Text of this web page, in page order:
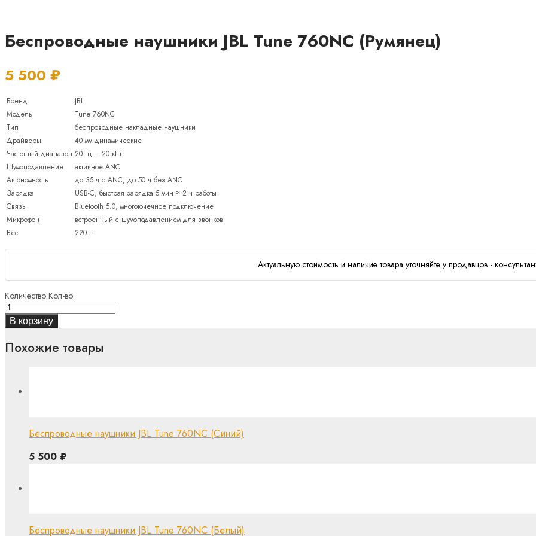
Беспроводные наушники JBL Tune 760NC (Румянец)
5 500 ₽
Бренд
JBL
Модель
Tune 760NC
Тип
беспроводные накладные наушники
Драйверы
40 мм динамические
Частотный диапазон 20 Гц – 20 кГц
Шумоподавление
активное ANC
Автономность
до 35 ч с ANC, до 50 ч без ANC
Зарядка
USB-C, быстрая зарядка 5 мин ≈ 2 ч работы
Связь
Bluetooth 5.0, многоточечное подключение
Микрофон
встроенный с шумоподавлением для звонков
Вес
220 г
Актуальную стоимость и наличие товара уточняйте у продавцов -
Количество Кол-во
В корзину
Похожие товары
Беспроводные наушники JBL Tune 760NC (Синий)
5 500 ₽
Беспроводные наушники JBL Tune 760NC (Белый)